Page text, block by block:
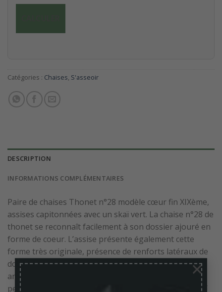
×
Catégories : Chaises, S'asseoir
DESCRIPTION
INFORMATIONS COMPLÉMENTAIRES
Paire de chaises Thonet n°28 modèle cœur fin XIXème,
assises capitonnées avec un skaï vert. La chaise n°28 de
thonet se reconnaît facilement à son dossier ajouré en
forme de coeur. L’assise présente également cette
forme très originale, présence de renforts latéraux de
dossier.l’arceau d’entrejambe est de forme carrée à
angles arrondis – Sur la structure quelques tâches de
peinture blanche, marques et décoloration. Sur le skaï